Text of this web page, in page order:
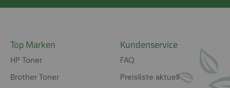
Top Marken
HP Toner
Brother Toner
Kundenservice
FAQ
Preisliste aktuell